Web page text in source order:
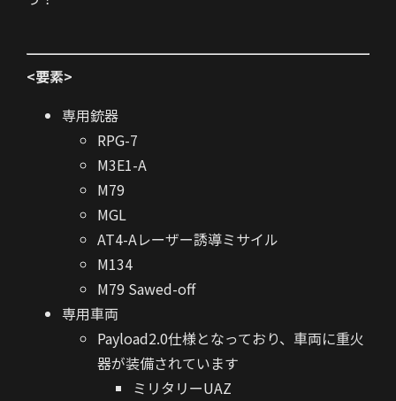
<要素>
専用銃器
RPG-7
M3E1-A
M79
MGL
AT4-Aレーザー誘導ミサイル
M134
M79 Sawed-off
専用車両
Payload2.0仕様となっており、車両に重火
器が装備されています
ミリタリーUAZ